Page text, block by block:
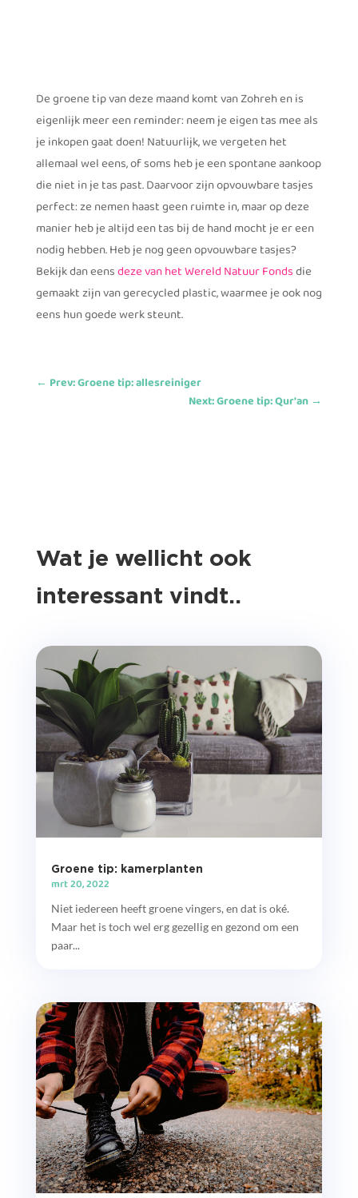
De groene tip van deze maand komt van Zohreh en is
eigenlijk meer een reminder: neem je eigen tas mee als
je inkopen gaat doen! Natuurlijk, we vergeten het
allemaal wel eens, of soms heb je een spontane aankoop
die niet in je tas past. Daarvoor zijn opvouwbare tasjes
perfect: ze nemen haast geen ruimte in, maar op deze
manier heb je altijd een tas bij de hand mocht je er een
nodig hebben. Heb je nog geen opvouwbare tasjes?
Bekijk dan eensdeze van het Wereld Natuur Fondsdie
gemaakt zijn van gerecycled plastic, waarmee je ook nog
eens hun goede werk steunt.
← Prev: Groene tip: allesreiniger
Next: Groene tip: Qur'an →
Wat je wellicht ook
interessant vindt..
Groene tip: kamerplanten
mrt 20, 2022
Niet iedereen heeft groene vingers, en dat is oké.
Maar het is toch wel erg gezellig en gezond om een
paar...